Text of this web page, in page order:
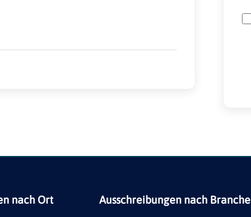
nach Ort Ausschreibungen nach Branche